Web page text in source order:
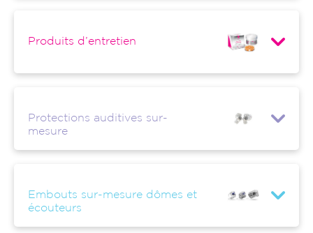
Produits d’entretien
Protections auditives sur-
mesure
Embouts sur-mesure dômes et
écouteurs